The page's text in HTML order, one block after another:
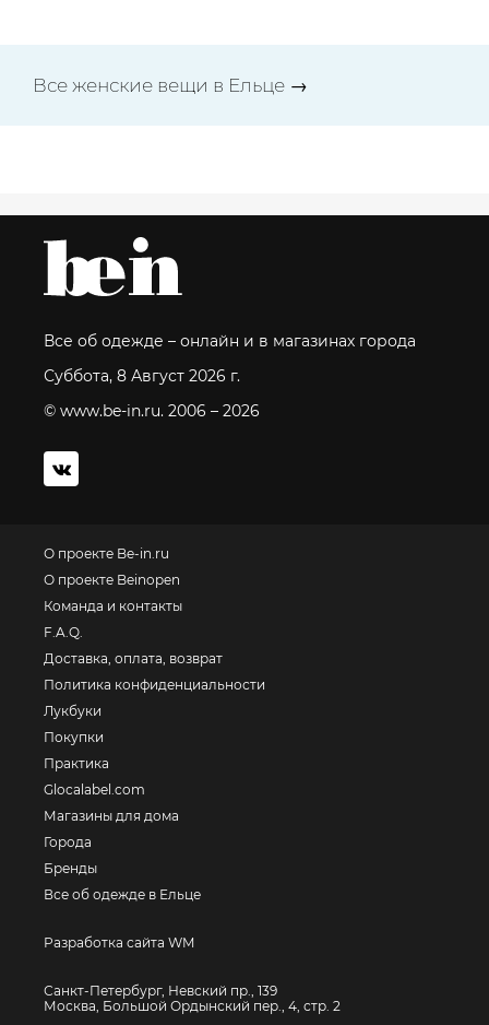
Все женские вещи в Ельце →
Все об одежде – онлайн и в магазинах города
Суббота, 8 Август 2026 г.
© www.be-in.ru. 2006 – 2026
О проекте Be-in.ru
О проекте Beinopen
Команда и контакты
F.A.Q.
Доставка, оплата, возврат
Политика конфиденциальности
Лукбуки
Покупки
Практика
Glocalabel.com
Магазины для дома
Города
Бренды
Все об одежде в Ельце
Разработка сайта WM
Санкт-Петербург, Невский пр., 139
Москва, Большой Ордынский пер., 4, стр. 2